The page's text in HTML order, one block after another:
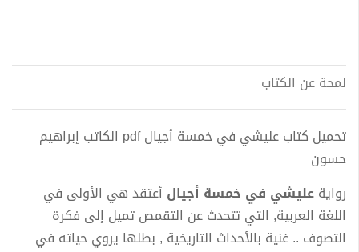
لمحة عن الكتاب
تحميل كتاب عليشي في خمسة أجيال pdf الكاتب إبراهيم
حسون
روايةعليشي في خمسة أجيال أعتقد هي الأولى في
اللغة العربية, التي تتحدث عن التقمص تميل إلى فكرة
التصوف .. غنية بالأحداث التاريخية , بطلها يروي حياته في